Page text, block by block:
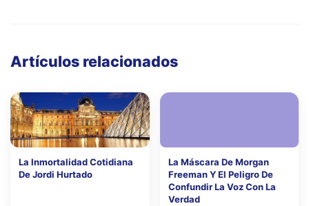
Artículos relacionados
La Inmortalidad Cotidiana
De Jordi Hurtado
La Máscara De Morgan
Freeman Y El Peligro De
Confundir La Voz Con La
Verdad